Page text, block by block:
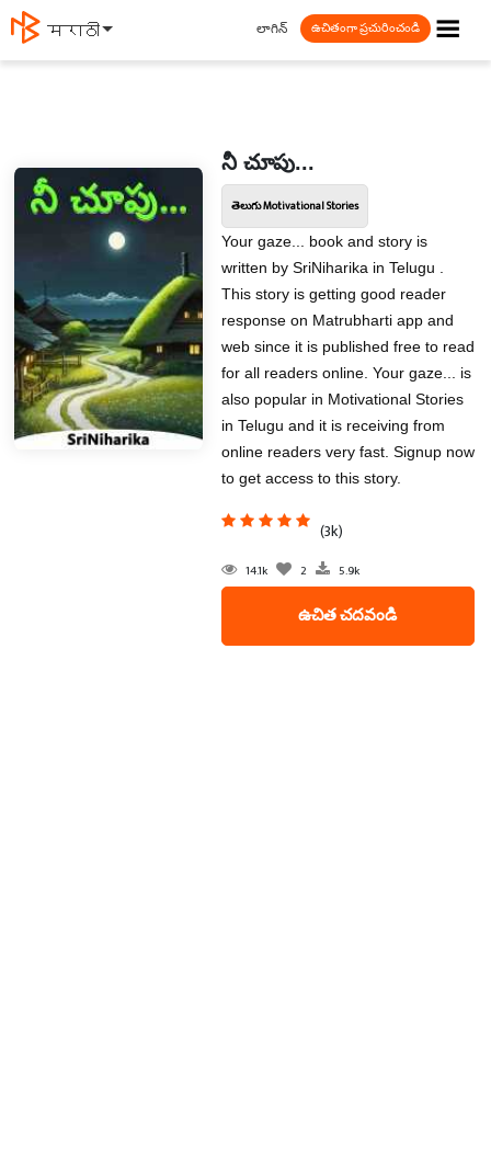
मराठी ☰
లాగిన్ ఉచితంగా ప్రచురించండి
నీ చూపు...
తెలుగు Motivational Stories
Your gaze... book and story is
written by SriNiharika in Telugu .
This story is getting good reader
response on Matrubharti app and
web since it is published free to read
for all readers online. Your gaze... is
also popular in Motivational Stories
in Telugu and it is receiving from
online readers very fast. Signup now
to get access to this story.
(3k)
14.1k 2 5.9k
ఉచిత చదవండి